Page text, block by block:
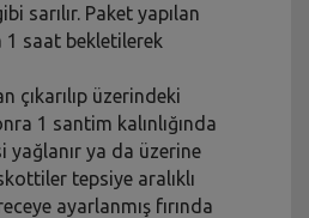
sarılır. Paket yapılan
1 saat bekletilerek
çıkarılıp üzerindeki
1 santim kalınlığında
yağlanır ya da üzerine
tepsiye aralıklı
ayarlanmış fırında